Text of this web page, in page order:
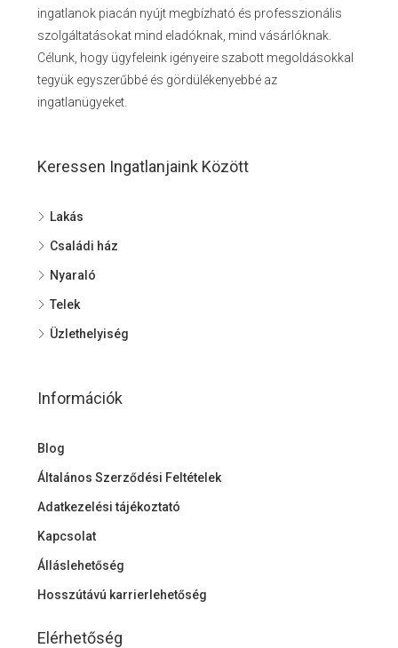
ingatlanok piacán nyújt megbízható és professzionális
szolgáltatásokat mind eladóknak, mind vásárlóknak.
Célunk, hogy ügyfeleink igényeire szabott megoldásokkal
tegyük egyszerűbbé és gördülékenyebbé az
ingatlanügyeket.
Keressen Ingatlanjaink Között
Lakás
Családi ház
Nyaraló
Telek
Üzlethelyiség
Információk
Blog
Általános Szerződési Feltételek
Adatkezelési tájékoztató
Kapcsolat
Álláslehetőség
Hosszútávú karrierlehetőség
Elérhetőség